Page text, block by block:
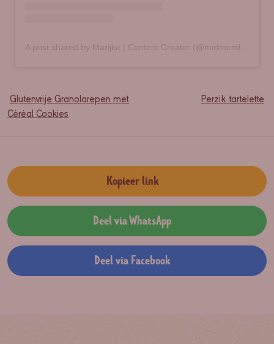
Glutenvrije Granolarepen met
Céréal Cookies
Perzik tartelette
Kopieer link
Deel via WhatsApp
Deel via Facebook